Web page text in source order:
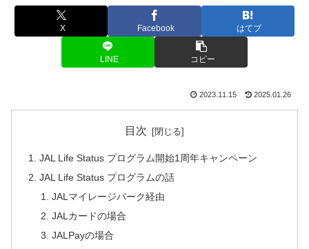
X Facebook はてブ
LINE コピー
2023.11.15 2025.01.26
目次
JAL Life Status プログラム開始1周年キャンペーン
JAL Life Status プログラムの話
JALマイレージパーク経由
JALカードの場合
JALPayの場合